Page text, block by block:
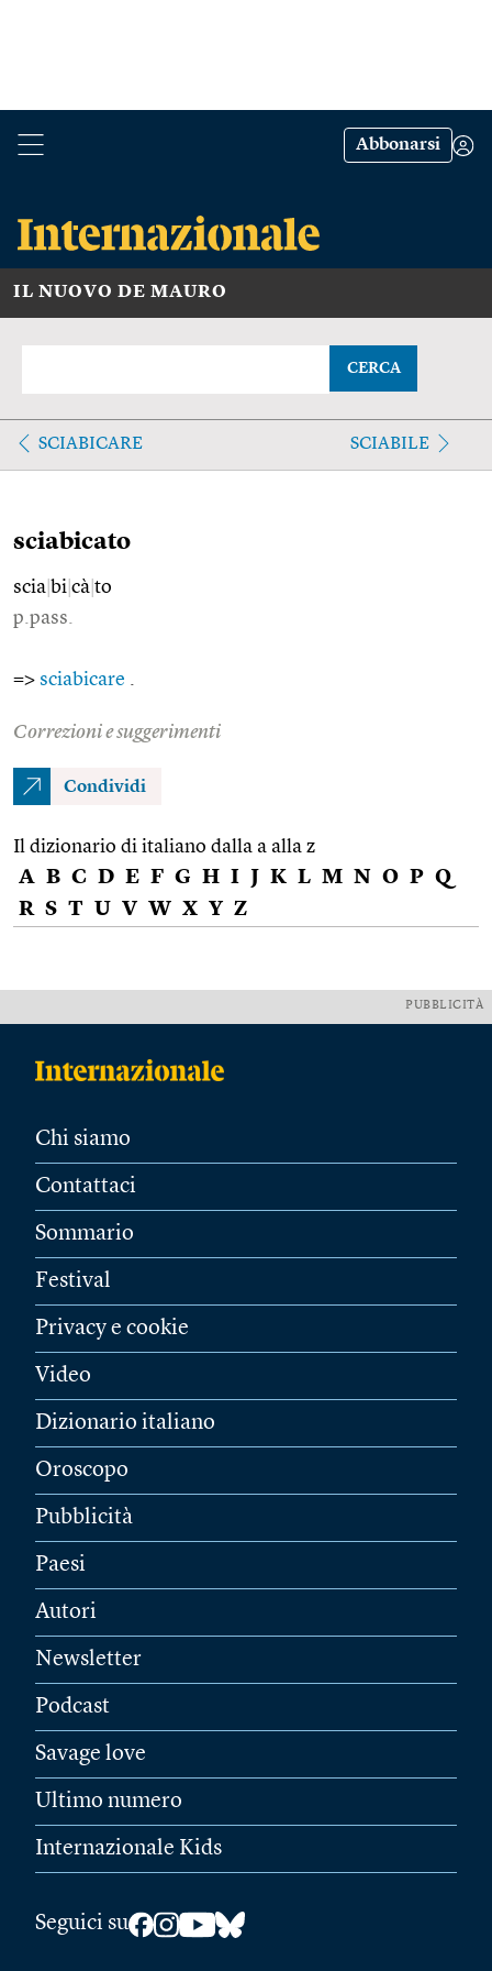
Abbonarsi
IL NUOVO DE MAURO
CERCA
SCIABICARE SCIABILE
sciabicato
scia bi cà to
p.pass.
=> sciabicare
Correzioni e suggerimenti
Condividi
Il dizionario di italiano dalla a alla z
A B C D E F G H I J K L M N O P Q
R S T U V W X Y Z
PUBBLICITÀ
Chi siamo
Contattaci
Sommario
Festival
Privacy e cookie
Video
Dizionario italiano
Oroscopo
Pubblicità
Paesi
Autori
Newsletter
Podcast
Savage love
Ultimo numero
Internazionale Kids
Seguici su